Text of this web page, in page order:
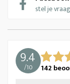
stel je vraag
9.4
/10 142